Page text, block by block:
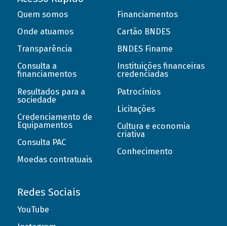
Quem somos
Onde atuamos
Transparência
Consulta a
financiamentos
Resultados para a
sociedade
Credenciamento de
Equipamentos
Consulta PAC
Moedas contratuais
Financiamentos
Cartão BNDES
BNDES Finame
Instituições financeiras
credenciadas
Patrocínios
Licitações
Cultura e economia
criativa
Conhecimento
Redes Sociais
YouTube